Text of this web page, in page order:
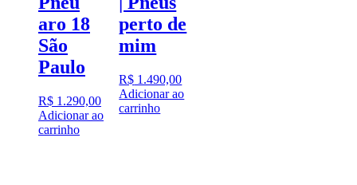
aro 18
São
Paulo
R$ 1.290,00
Adicionar ao
carrinho
perto de
mim
R$ 1.490,00
Adicionar ao
carrinho